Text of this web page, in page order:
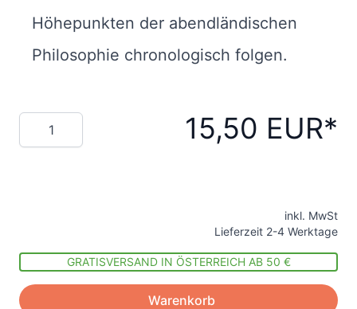
Höhepunkten der abendländischen
Philosophie chronologisch folgen.
Menge 15,50 EUR
inkl. MwSt
Lieferzeit 2-4 Werktage
GRATISVERSAND IN ÖSTERREICH AB 50 €
Warenkorb